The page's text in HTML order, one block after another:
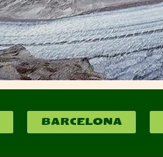
BARCELONA